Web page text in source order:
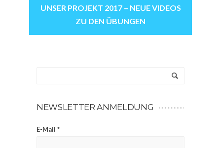
UNSER PROJEKT 2017 – NEUE VIDEOS
ZU DEN ÜBUNGEN
NEWSLETTER ANMELDUNG
E-Mail *